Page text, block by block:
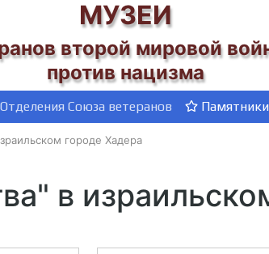
МУЗЕИ
второй мировой
против нацизма
Отделения Союза ветеранов
городе Хадера
в